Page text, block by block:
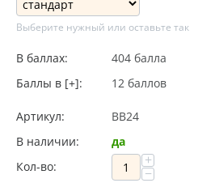
Выберите нужный или оставьте так
В баллах:
404 балла
Баллы в [+]:
12 баллов
Артикул:
BB24
В наличии:
да
Кол-во:
+
−